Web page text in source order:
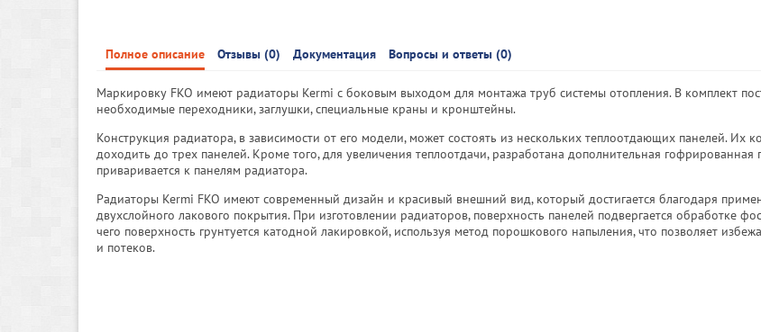
Полное описание Отзывы (0) Документация Вопросы и ответы (0)
Маркировку FKO имеют радиаторы Kermi с боковым выходом для монтажа труб системы отопления. В комплект
необходимые переходники, заглушки, специальные краны и кронштейны.
Конструкция радиатора, в зависимости от его модели, может состоять из нескольких теплоотдающих панелей. Их
доходить до трех панелей. Кроме того, для увеличения теплоотдачи, разработана дополнительная гофрированная
приваривается к панелям радиатора.
Радиаторы Kermi FKO имеют современный дизайн и красивый внешний вид, который достигается благодаря
двухслойного лакового покрытия. При изготовлении радиаторов, поверхность панелей подвергается обработке
чего поверхность грунтуется катодной лакировкой, используя метод порошкового напыления, что позволяет
и потеков.